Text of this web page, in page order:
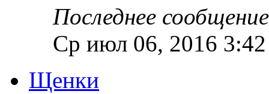
Последнее сообщение
Ср июл 06, 2016
Щенки